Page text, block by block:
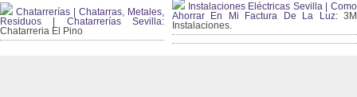
Chatarrerías | Chatarras, Metales,
Residuos | Chatarrerías Sevilla:
Chatarreria El Pino
Instalaciones Eléctricas Sevilla | Como
Ahorrar En Mi Factura De La Luz:3M
Instalaciones.